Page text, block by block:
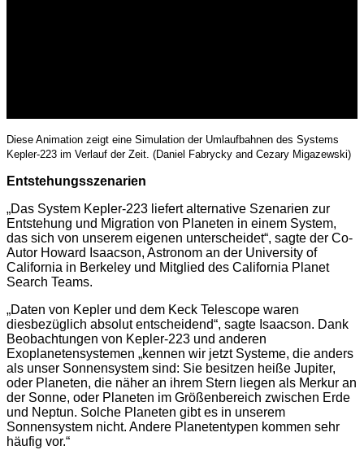
Diese Animation zeigt eine Simulation der Umlaufbahnen des Systems
Kepler-223 im Verlauf der Zeit. (Daniel Fabrycky and Cezary Migazewski)
Entstehungsszenarien
„Das System Kepler-223 liefert alternative Szenarien zur
Entstehung und Migration von Planeten in einem System,
das sich von unserem eigenen unterscheidet“, sagte der Co-
Autor Howard Isaacson, Astronom an der University of
California in Berkeley und Mitglied des California Planet
Search Teams.
„Daten von Kepler und dem Keck Telescope waren
diesbezüglich absolut entscheidend“, sagte Isaacson. Dank
Beobachtungen von Kepler-223 und anderen
Exoplanetensystemen „kennen wir jetzt Systeme, die anders
als unser Sonnensystem sind: Sie besitzen heiße Jupiter,
oder Planeten, die näher an ihrem Stern liegen als Merkur an
der Sonne, oder Planeten im Größenbereich zwischen Erde
und Neptun. Solche Planeten gibt es in unserem
Sonnensystem nicht. Andere Planetentypen kommen sehr
häufig vor.“